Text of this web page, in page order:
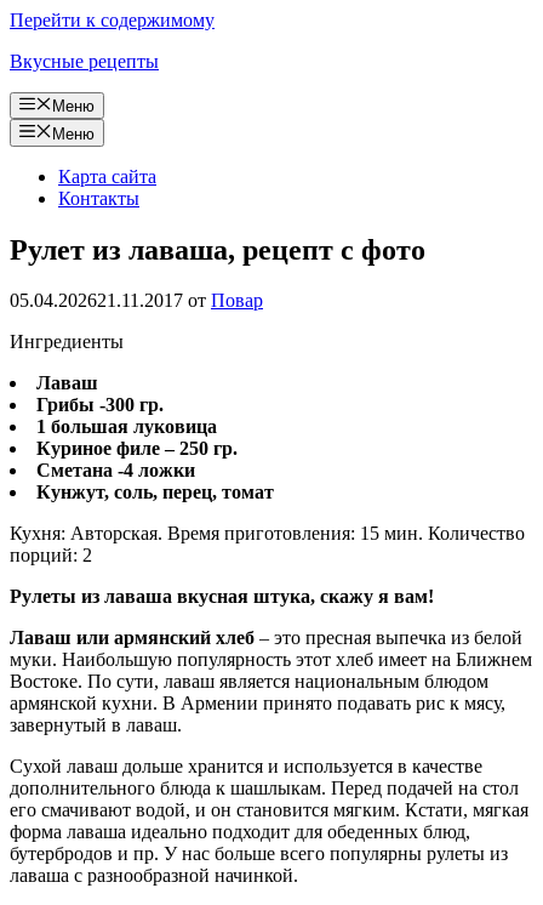
Перейти к содержимому
Вкусные рецепты
Меню
Меню
Карта сайта
Контакты
Рулет из лаваша, рецепт с фото
05.04.202621.11.2017 от Повар
Ингредиенты
Лаваш
Грибы -300 гр.
1 большая луковица
Куриное филе – 250 гр.
Сметана -4 ложки
Кунжут, соль, перец, томат
Кухня: Авторская. Время приготовления: 15 мин. Количество
порций: 2
Рулеты из лаваша вкусная штука, скажу я вам!
Лаваш или армянский хлеб – это пресная выпечка из белой
муки. Наибольшую популярность этот хлеб имеет на Ближнем
Востоке. По сути, лаваш является национальным блюдом
армянской кухни. В Армении принято подавать рис к мясу,
завернутый в лаваш.
Сухой лаваш дольше хранится и используется в качестве
дополнительного блюда к шашлыкам. Перед подачей на стол
его смачивают водой, и он становится мягким. Кстати, мягкая
форма лаваша идеально подходит для обеденных блюд,
бутербродов и пр. У нас больше всего популярны рулеты из
лаваша с разнообразной начинкой.